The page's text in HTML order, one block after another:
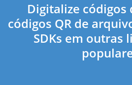
Digitalize códigos
códigos QR de
SDKs em outras